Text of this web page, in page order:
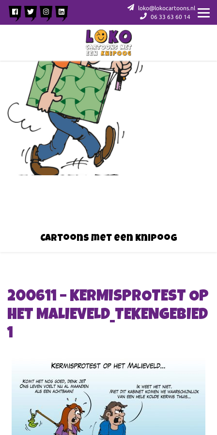
loko@lokocartoons.nl
06 33 63 60 14
Cartoons met een knipoog
200611 – KERMISPROTEST OP
HET MALIEVELD_TEKENGEBIED
1